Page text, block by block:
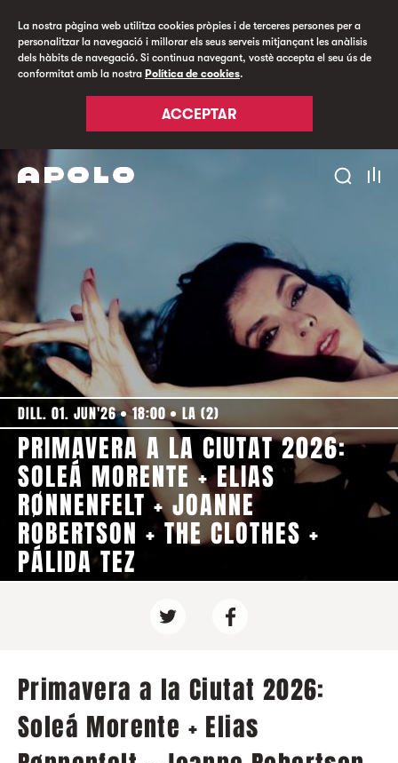
La nostra pàgina web utilitza cookies pròpies i de terceres persones per a
personalitzar la navegació i millorar els seus serveis mitjançant les anàlisis
dels hàbits de navegació. Si continua navegant, vostè accepta el seu ús de
conformitat amb la nostra Política de cookies.
ACCEPTAR
DILL. 01. JUN'26 18:00 LA (2)
PRIMAVERA A LA CIUTAT 2026:
SOLEÁ MORENTE + ELIAS
RØNNENFELT + JOANNE
ROBERTSON + THE CLOTHES +
PÁLIDA TEZ
Primavera a la Ciutat 2026:
Soleá Morente + Elias